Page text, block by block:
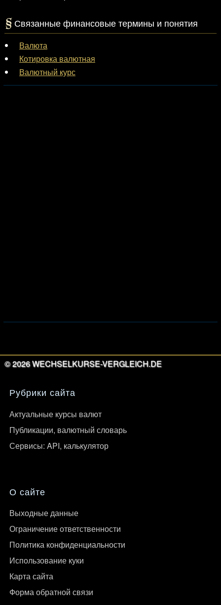
Связанные финансовые термины и понятия
Валюта
Котировка валютная
Валютный курс
©2026WECHSELKURSE-VERGLEICH.DE
Рубрики сайта
Актуальные курсы валют
Публикации, валютный словарь
Сервисы: API, калькулятор
О сайте
Выходные данные
Ограничение ответственности
Политика конфиденциальности
Использование куки
Карта сайта
Форма обратной связи